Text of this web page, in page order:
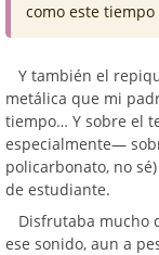
como este
Y también el
metálica que mi
tiempo… Y sobre el
especialmente—
policarbonato, no
de estudiante.
Disfrutaba mucho
ese sonido, aun a